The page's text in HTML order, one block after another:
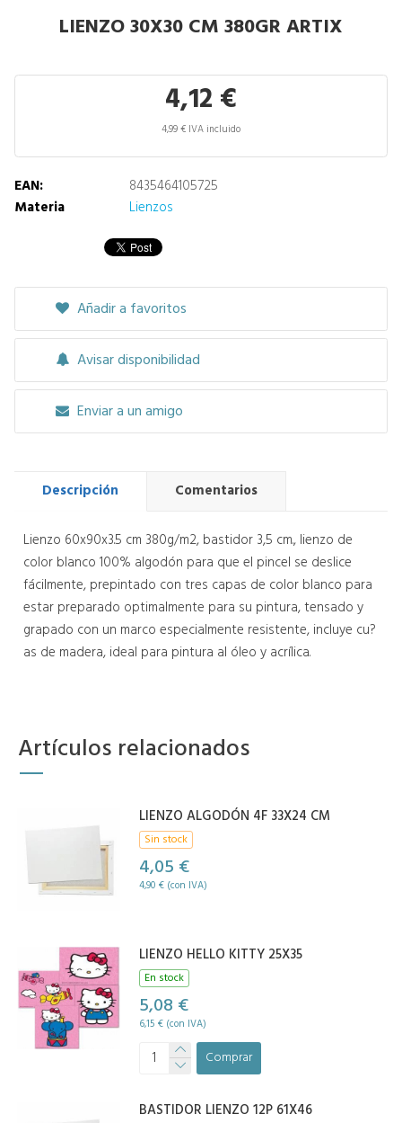
LIENZO 30X30 CM 380GR ARTIX
4,12 €
4,99 € IVA incluido
EAN:
8435464105725
Materia
Lienzos
Añadir a favoritos
Avisar disponibilidad
Enviar a un amigo
Descripción Comentarios
Lienzo 60x90x3.5 cm 380g/m2, bastidor 3,5 cm., lienzo de
color blanco 100% algodón para que el pincel se deslice
fácilmente, prepintado con tres capas de color blanco para
estar preparado optimalmente para su pintura, tensado y
grapado con un marco especialmente resistente, incluye cu?
as de madera, ideal para pintura al óleo y acrílica.
Artículos relacionados
LIENZO ALGODÓN 4F 33X24 CM
Sin stock
4,05 €
4,90 € (con IVA)
LIENZO HELLO KITTY 25X35
En stock
5,08 €
6,15 € (con IVA)
Comprar
BASTIDOR LIENZO 12P 61X46